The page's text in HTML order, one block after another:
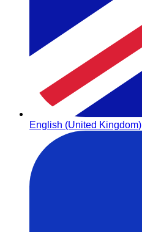
English (United Kingdom)